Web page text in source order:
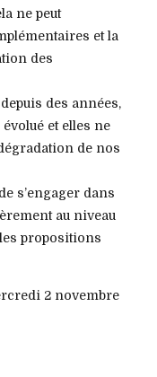
ne peut
et la
des
des années,
et elles ne
de nos
s’engager dans
au niveau
propositions
2 novembre